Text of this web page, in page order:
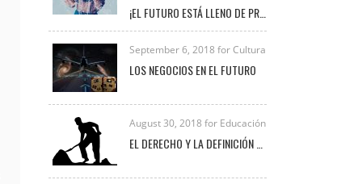
September 6, 2018 for Cultura
LOS NEGOCIOS EN EL FUTURO
August 30, 2018 for Educación